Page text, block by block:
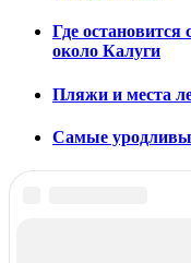
Где
около Калуги
Пляжи и места
Самые